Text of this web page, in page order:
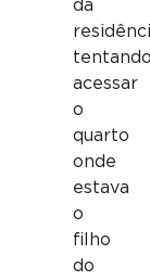
da
acessar
o
quarto
onde
estava
o
filho
do